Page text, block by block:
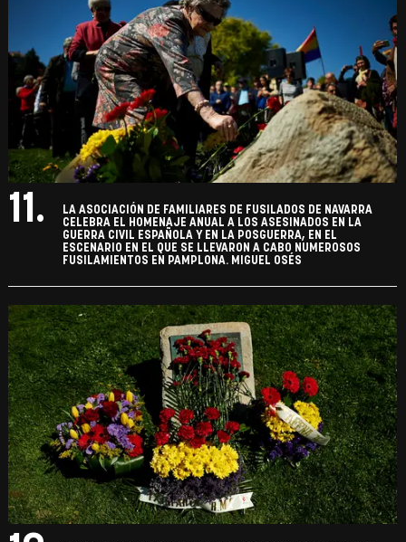
11.
LA ASOCIACIÓN DE FAMILIARES DE FUSILADOS DE NAVARRA
CELEBRA EL HOMENAJE ANUAL A LOS ASESINADOS EN LA
GUERRA CIVIL ESPAÑOLA Y EN LA POSGUERRA, EN EL
ESCENARIO EN EL QUE SE LLEVARON A CABO NUMEROSOS
FUSILAMIENTOS EN PAMPLONA. MIGUEL OSÉS